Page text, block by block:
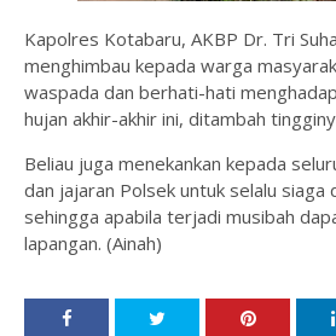
Kapolres Kotabaru, AKBP Dr. Tri
menghimbau kepada warga
waspada dan berhati-hati
hujan akhir-akhir ini, ditambah
Beliau juga menekankan kepada
dan jajaran Polsek untuk selalu siaga
sehingga apabila terjadi musibah
lapangan. (Ainah)